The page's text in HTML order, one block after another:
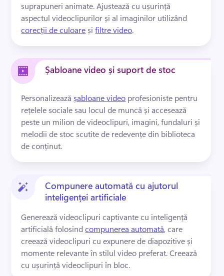
suprapuneri animate. Ajustează cu ușurință
aspectul videoclipurilor și al imaginilor utilizând
corecții de culoare și filtre video.
Șabloane video și suport de stoc
Personalizează șabloane video profesioniste pentru
rețelele sociale sau locul de muncă și accesează
peste un milion de videoclipuri, imagini, fundaluri și
melodii de stoc scutite de redevențe din biblioteca
de conținut.
Compunere automată cu ajutorul
inteligenței artificiale
Generează videoclipuri captivante cu inteligență
artificială folosind compunerea automată, care
creează videoclipuri cu expunere de diapozitive și
momente relevante în stilul video preferat. Creează
cu ușurință videoclipuri în bloc.